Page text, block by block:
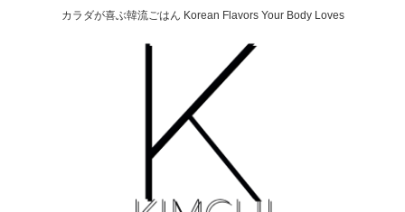
カラダが喜ぶ韓流ごはん Korean Flavors Your Body Loves